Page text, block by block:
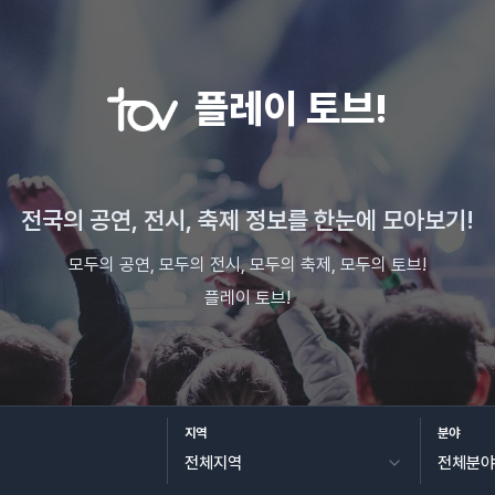
플레이 토브!
전국의 공연, 전시, 축제 정보를 한눈에 모아보기!
모두의 공연, 모두의 전시, 모두의 축제, 모두의 토브!
플레이 토브!
지역 분야